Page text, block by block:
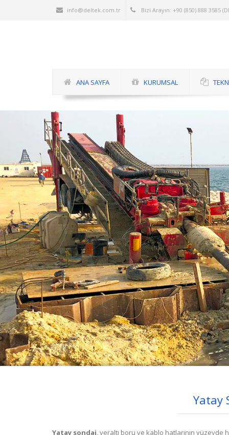
info@deltek.com.tr Bizi Arayın: +90 (850) 888 3585
ANA SAYFA KURUMSAL
Yatay
Yatay sondaj, yeraltı boru ve kablo hatlarının